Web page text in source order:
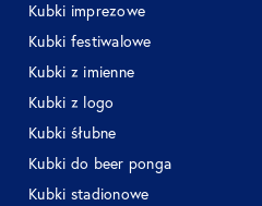
Kubki imprezowe
Kubki festiwalowe
Kubki z imienne
Kubki z logo
Kubki śłubne
Kubki do beer ponga
Kubki stadionowe